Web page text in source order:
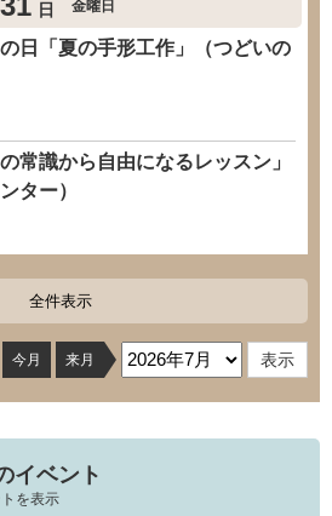
日 金曜日
日「夏の手形工作」（つどいの
常識から自由になるレッスン」
ター）
全件表示
今月 来月
イベント
を表示